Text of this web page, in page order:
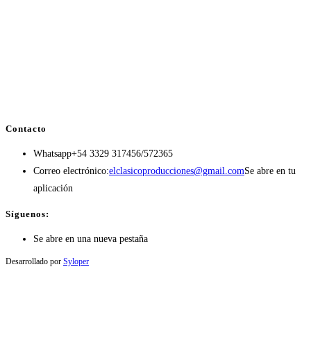
Contacto
Whatsapp+54 3329 317456/572365
Correo electrónico:elclasicoproducciones@gmail.comSe abre en tu
aplicación
Síguenos:
Se abre en una nueva pestaña
Desarrollado por Syloper